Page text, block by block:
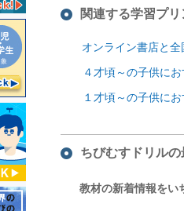
関連する学習プリ
オンライン書店と
４才頃～の子供に
１才頃～の子供に
ちびむすドリル
教材の新着情報をい